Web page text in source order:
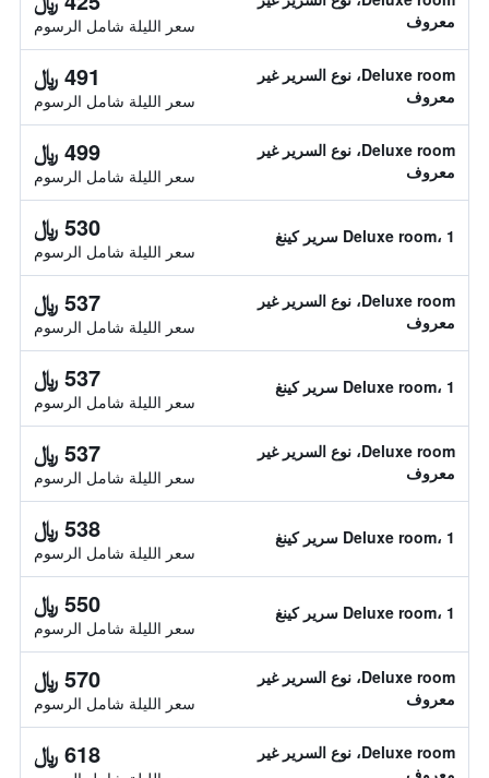
معروف
سعر الليلة شامل الرسوم
Deluxe room، نوع السرير غير
معروف
491 ﷼
سعر الليلة شامل الرسوم
Deluxe room، نوع السرير غير
معروف
499 ﷼
سعر الليلة شامل الرسوم
Deluxe room، 1 سرير كينغ 530 ﷼
سعر الليلة شامل الرسوم
Deluxe room، نوع السرير غير
معروف
537 ﷼
سعر الليلة شامل الرسوم
Deluxe room، 1 سرير كينغ 537 ﷼
سعر الليلة شامل الرسوم
Deluxe room، نوع السرير غير
معروف
537 ﷼
سعر الليلة شامل الرسوم
Deluxe room، 1 سرير كينغ 538 ﷼
سعر الليلة شامل الرسوم
Deluxe room، 1 سرير كينغ 550 ﷼
سعر الليلة شامل الرسوم
Deluxe room، نوع السرير غير
معروف
570 ﷼
سعر الليلة شامل الرسوم
Deluxe room، نوع السرير غير
معروف
618 ﷼